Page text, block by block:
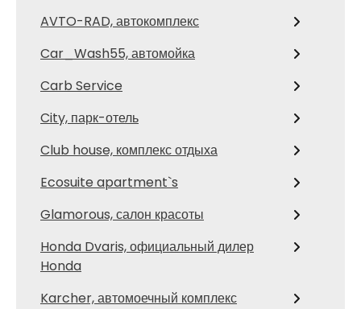
AVTO-RAD, автокомплекс
Car_Wash55, автомойка
Carb Service
City, парк-отель
Club house, комплекс отдыха
Ecosuite apartment`s
Glamorous, салон красоты
Honda Dvaris, официальный дилер
Honda
Karcher, автомоечный комплекс